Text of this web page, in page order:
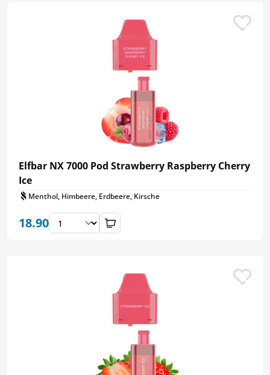
Elfbar NX 7000 Pod Strawberry Raspberry Cherry
Ice
Menthol, Himbeere, Erdbeere, Kirsche
18.90